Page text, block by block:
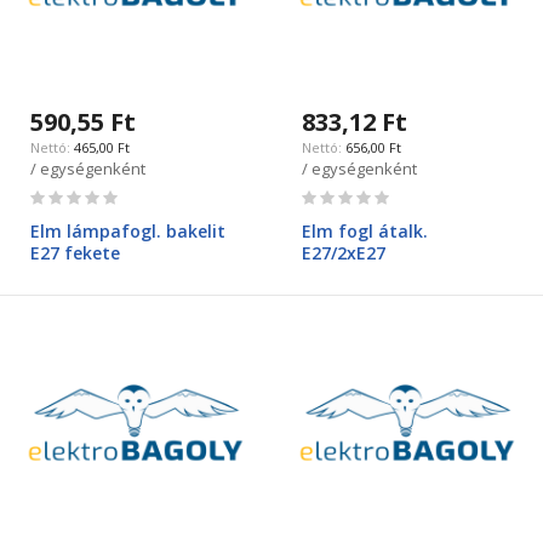
590,55 Ft
465,00 Ft
/ egységenként
Rating:
Elm lámpafogl. bakelit
E27 fekete
833,12 Ft
656,00 Ft
/ egységenként
Rating:
Elm fogl átalk.
E27/2xE27